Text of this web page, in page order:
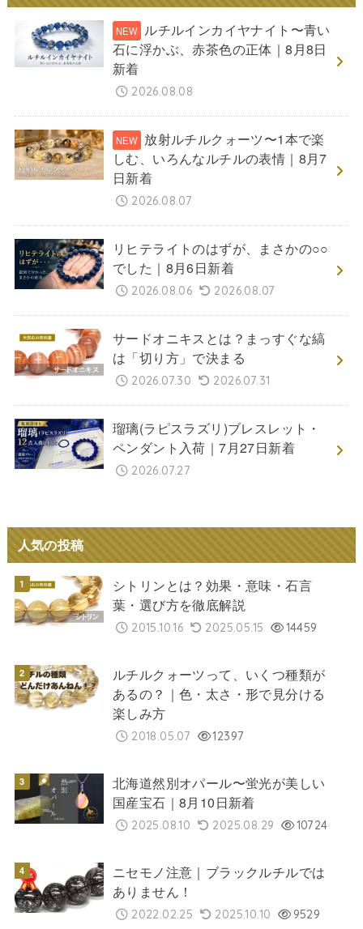
ルチルインカイヤナイト〜青い
石に浮かぶ、赤茶色の正体｜8月8日
新着
2026.08.08
放射ルチルクォーツ〜1本で楽
しむ、いろんなルチルの表情｜8月7
日新着
2026.08.07
リヒテライトのはずが、まさかの○○
でした｜8月6日新着
2026.08.06 2026.08.07
サードオニキスとは？まっすぐな縞
は「切り方」で決まる
2026.07.30 2026.07.31
瑠璃(ラピスラズリ)ブレスレット・
ペンダント入荷｜7月27日新着
2026.07.27
人気の投稿
シトリンとは？効果・意味・石言
葉・選び方を徹底解説
2015.10.16 2025.05.15 14459
ルチルクォーツって、いくつ種類が
あるの？｜色・太さ・形で見分ける
楽しみ方
2018.05.07 12397
北海道然別オパール〜蛍光が美しい
国産宝石｜8月10日新着
2025.08.10 2025.08.29 10724
ニセモノ注意｜ブラックルチルでは
ありません！
2022.02.25 2025.10.10 9529